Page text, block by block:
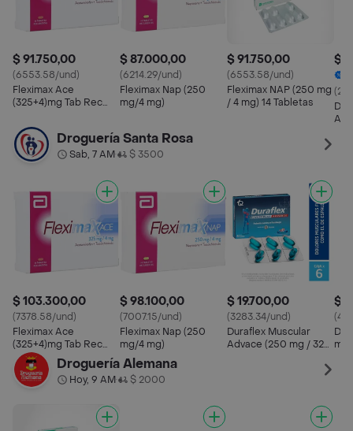
$ 91.750,00
(6553.58/und)
Fleximax Ace
(325+4)mg Tab Rec
$ 87.000,00
(6214.29/und)
Fleximax Nap (250
mg/4 mg)
$ 91.750,00
(6553.58/und)
Fleximax NAP (250 mg
/ 4 mg) 14 Tabletas
$
Droguería Santa Rosa
Sab, 7 AM• $ 3500
$ 103.300,00
(7378.58/und)
Fleximax Ace
(325+4)mg Tab Rec
Caja X 14
$ 98.100,00
(7007.15/und)
Fleximax Nap (250
mg/4 mg)
$ 19.700,00
(3283.34/und)
Duraflex Muscular
Advace (250 mg / 325
$
Droguería Alemana
Hoy, 9 AM• $ 2000